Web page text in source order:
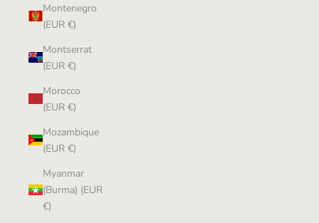
Montenegro
(EUR €)
Montserrat
(EUR €)
Morocco
(EUR €)
Mozambique
(EUR €)
Myanmar
(Burma) (EUR
€)